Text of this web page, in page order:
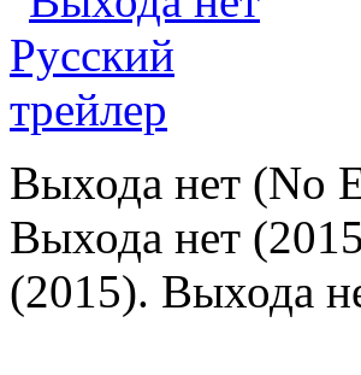
Выхода нет (No
Выхода нет
(2015). Выхода